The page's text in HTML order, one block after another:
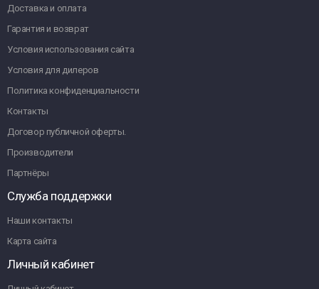
Доставка и оплата
Гарантия и возврат
Условия использования сайта
Условия для дилеров
Политика конфиденциальности
Контакты
Договор публичной оферты.
Производители
Партнёры
Служба поддержки
Наши контакты
Карта сайта
Личный кабинет